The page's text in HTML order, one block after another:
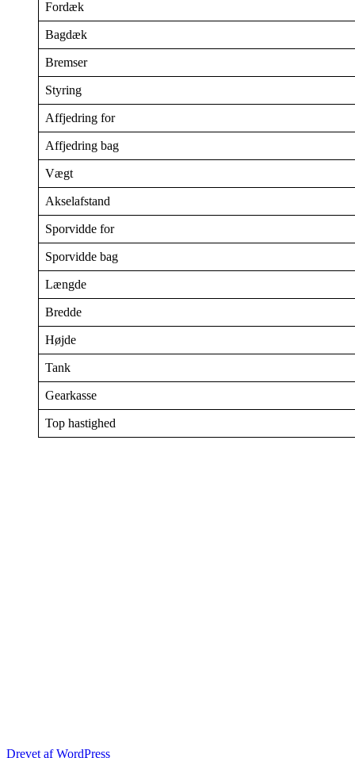
Fordæk
Bagdæk
Bremser
Styring
Affjedring for
Affjedring bag
Vægt
Akselafstand
Sporvidde for
Sporvidde bag
Længde
Bredde
Højde
Tank
Gearkasse
Top hastighed
Drevet af WordPress